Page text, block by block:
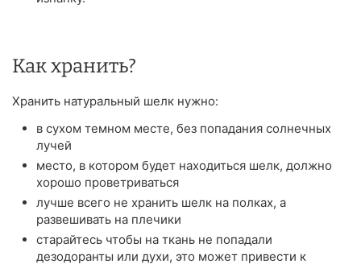
Как хранить?
Хранить натуральный шелк нужно:
в сухом темном месте, без попадания солнечных
лучей
место, в котором будет находиться шелк, должно
хорошо проветриваться
лучше всего не хранить шелк на полках, а
развешивать на плечики
старайтесь чтобы на ткань не попадали
дезодоранты или духи, это может привести к